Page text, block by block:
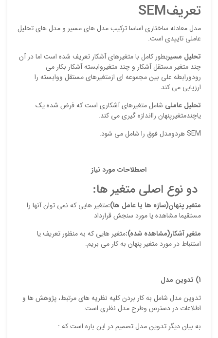
تعریفSEM
مدل معادله ساختاری اساسا تركیب مدل های مسیر و مدل های تحلیل
عاملی تاییدی است.
تحلیل مسیربطور کامل با متغیرهای آشکار تعریف شده است اما در آن
چند متغیر مستقل آشکار و چند متغیروابسته آشکار بکار می
رودورابطه علی بین مجموعه ای ازمتغیرهای مستقل ووابسته را
ارزیابی می کند.
تحلیل عاملی شامل متغیرهای آشکاری است که فرض شده یک
یاچندمتغیرپنهان رااندازه گیری می کند.
SEM هردومدل فوق را شامل می شود.
اصطلاحات مورد نیاز
دو نوع اصلی متغیر ها:
متغیر پنهان(سازه ها یا عامل ها):متغیر هایی که نمی توان آنها را
مستقیما مشاهده یا مورد سنجش قرارداد
متغیر آشکار(مشاهده شده):متغیر هایی که به منظور تعریف یا
استنباط در مورد متغیر پنهان به کار می بریم.
1) تدوین مدل
تدوین مدل شامل به کار بردن کلیه نظریه های مرتبط، پژوهش ها و
اطلاعات در دسترس وطرح مدل نظری است.
به بیان دیگر تدوین مدل تصمیم در این باره است که :